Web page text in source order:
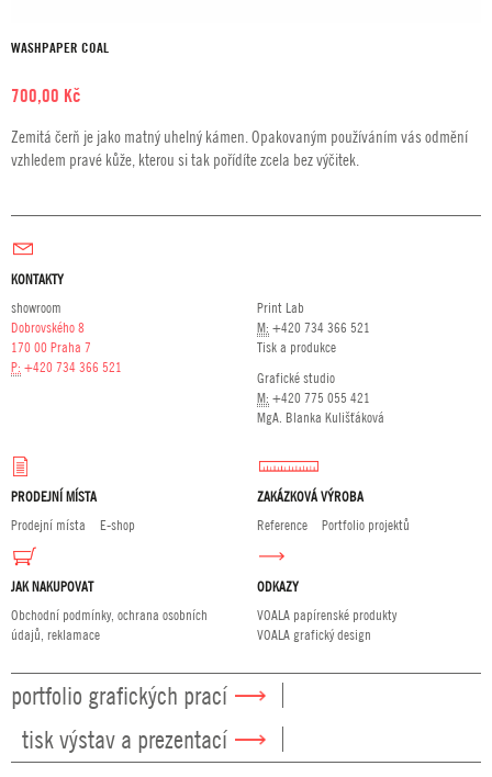
WASHPAPER COAL
700,00 Kč
Zemitá čerň je jako matný uhelný kámen. Opakovaným používáním vás odmění
vzhledem pravé kůže, kterou si tak pořídíte zcela bez výčitek.
KONTAKTY
showroom
Dobrovského 8
170 00 Praha 7
P: +420 734 366 521
Print Lab
M: +420 734 366 521
Tisk a produkce
Grafické studio
M: +420 775 055 421
MgA. Blanka Kulišťáková
PRODEJNÍ MÍSTA
Prodejní místa
E-shop
ZAKÁZKOVÁ VÝROBA
Reference
Portfolio projektů
JAK NAKUPOVAT
Obchodní podmínky, ochrana osobních
údajů, reklamace
ODKAZY
VOALA papírenské produkty
VOALA grafický design
portfolio grafických prací
tisk výstav a prezentací